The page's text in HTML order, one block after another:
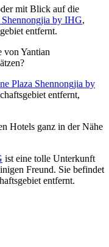
mit Blick auf die
by IHG,
entfernt.
von Yantian
Plaza Shennongjia by
entfernt,
Hotels ganz in der Nähe
ist eine tolle Unterkunft
Freund. Sie befindet
entfernt.